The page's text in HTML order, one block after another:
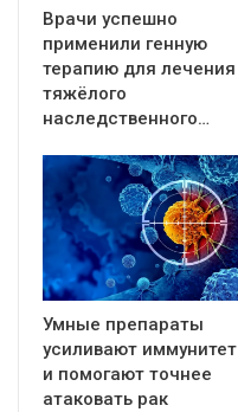
Врачи успешно
применили генную
терапию для лечения
тяжёлого
наследственного…
Умные препараты
усиливают иммунитет
и помогают точнее
атаковать рак